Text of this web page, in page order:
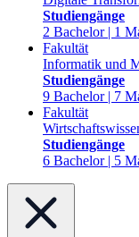
Studiengänge
2 Bachelor | 1
Fakultät
Informatik und
Studiengänge
9 Bachelor | 7
Fakultät
Studiengänge
6 Bachelor | 5